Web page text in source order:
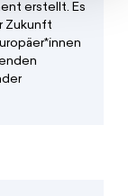
erstellt. Es
Zukunft